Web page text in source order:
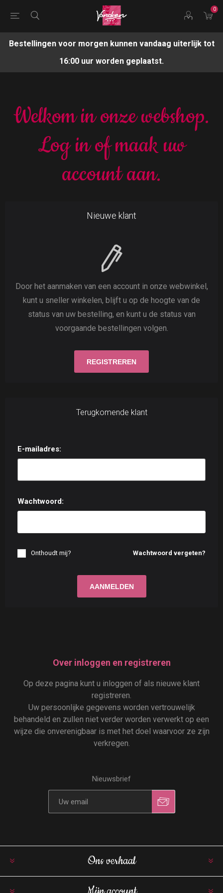
0
Bestellingen voor morgen kunnen vandaag uiterlijk tot
16:00 uur worden geplaatst.
Welkom in onze webshop.
Log in of maak uw
account aan.
Nieuwe klant
Door het aanmaken van een account in onze webwinkel,
kunt u sneller winkelen, blijft u op de hoogte van de
status van uw bestelling, en kunt u de status van
voorgaande bestellingen volgen.
Terugkomende klant
E-mailadres:
Wachtwoord:
Wachtwoord vergeten?
Onthoudt mij?
Over inloggen en registreren
Op deze pagina kunt u inloggen of als nieuwe klant
registreren.
Uw persoonlijke gegevens worden vertrouwelijk
behandeld en zullen niet verder worden verwerkt op een
wijze die onverenigbaar is met het doel waarvoor ze zijn
verkregen.
Nieuwsbrief
Ons verhaal